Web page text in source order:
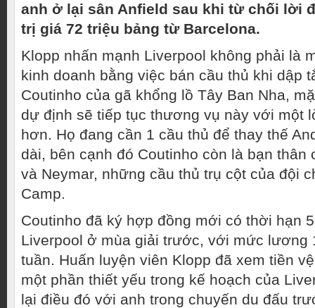
anh ở lại sân Anfield sau khi từ chối lời
trị giá 72 triệu bảng từ Barcelona.
Klopp nhấn mạnh Liverpool không phải là
kinh doanh bằng việc bán cầu thủ khi dập
Coutinho của gã khổng lồ Tây Ban Nha,
dự định sẽ tiếp tục thương vụ này với một
hơn. Họ đang cần 1 cầu thủ để thay thế
dài, bên cạnh đó Coutinho còn là bạn thân
và Neymar, những cầu thủ trụ cột của đội
Camp.
Coutinho đã ký hợp đồng mới có thời hạn
Liverpool ở mùa giải trước, với mức lương
tuần. Huấn luyện viên Klopp đã xem tiền
một phần thiết yếu trong kế hoạch của
lại điều đó với anh trong chuyến du đấu